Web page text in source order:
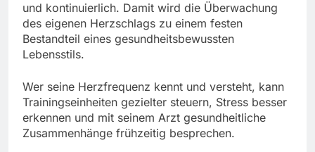
und kontinuierlich. Damit wird die Überwachung
des eigenen Herzschlags zu einem festen
Bestandteil eines gesundheitsbewussten
Lebensstils.
Wer seine Herzfrequenz kennt und versteht, kann
Trainingseinheiten gezielter steuern, Stress besser
erkennen und mit seinem Arzt gesundheitliche
Zusammenhänge frühzeitig besprechen.